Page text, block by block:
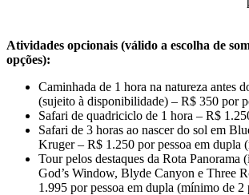
Atividades opcionais (válido a escolha de
opções):
Caminhada de 1 hora na natureza antes
(sujeito à disponibilidade) – R$ 350 por
Safari de quadriciclo de 1 hora – R$
Safari de 3 horas ao nascer do sol em
Kruger – R$ 1.250 por pessoa em dupla
Tour pelos destaques da Rota
God’s Window, Blyde Canyon e Three
1.995 por pessoa em dupla (mínimo de 2